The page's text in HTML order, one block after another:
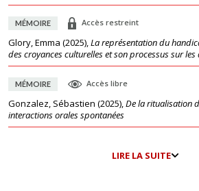
MÉMOIRE Accès restreint
Glory, Emma (2025),La représentation du
des croyances culturelles et son processus sur
MÉMOIRE Accès libre
Gonzalez, Sébastien (2025),De la ritualisation
interactions orales spontanées
LIRE LA SUITE